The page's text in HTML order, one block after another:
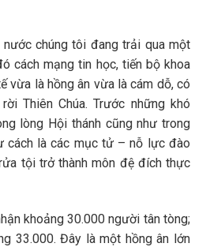
chúng tôi đang trải qua một
cách mạng tin học, tiến bộ khoa
vừa là hồng ân vừa là cám dỗ, có
Thiên Chúa. Trước những khó
lòng Hội thánh cũng như trong
cách là các mục tử – nỗ lực đào
tội trở thành môn đệ đích thực
khoảng 30.000 người tân tòng;
33.000. Đây là một hồng ân lớn